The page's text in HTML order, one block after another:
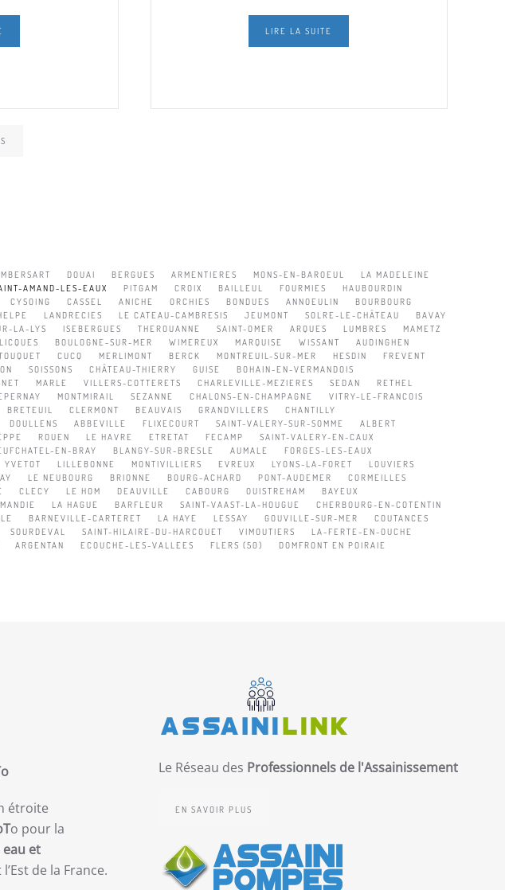
LIRE LA SUITE
DOUAI BERGUES ARMENTIERES MONS-EN-BAROEUL
LA MADELEINE
AMAND-LES-EAUX PITGAM CROIX BAILLEUL FOURMIES
HAUBOURDIN
CYSOING CASSEL ANICHE ORCHIES BONDUES ANNOEULIN
BOURBOURG
LANDRECIES LE CATEAU-CAMBRESIS JEUMONT SOLRE-LE-CHÂTEAU
BAVAY
LA-LYS ISEBERGUES THEROUANNE SAINT-OMER ARQUES LUMBRES
MAMETZ
LICQUES BOULOGNE-SUR-MER WIMEREUX MARQUISE WISSANT
AUDINGHEN
CUCQ MERLIMONT BERCK MONTREUIL-SUR-MER HESDIN
FREVENT
SOISSONS CHÂTEAU-THIERRY GUISE
BOHAIN-EN-VERMANDOIS
MARLE VILLERS-COTTERETS CHARLEVILLE-MEZIERES SEDAN
RETHEL
MONTMIRAIL SEZANNE CHALONS-EN-CHAMPAGNE
VITRY-LE-FRANCOIS
BRETEUIL CLERMONT BEAUVAIS GRANDVILLERS
CHANTILLY
DOULLENS ABBEVILLE FLIXECOURT SAINT-VALERY-SUR-SOMME
ALBERT
ROUEN LE HAVRE ETRETAT FECAMP
SAINT-VALERY-EN-CAUX
EN-BRAY BLANGY-SUR-BRESLE AUMALE
FORGES-LES-EAUX
YVETOT LILLEBONNE MONTIVILLIERS EVREUX LYONS-LA-FORET
LOUVIERS
LE NEUBOURG BRIONNE BOURG-ACHARD PONT-AUDEMER
CORMEILLES
CLECY LE HOM DEAUVILLE CABOURG OUISTREHAM
BAYEUX
LA HAGUE BARFLEUR SAINT-VAAST-LA-HOUGUE
CHERBOURG-EN-COTENTIN
BARNEVILLE-CARTERET LA HAYE LESSAY GOUVILLE-SUR-MER
COUTANCES
SOURDEVAL SAINT-HILAIRE-DU-HARCOUET VIMOUTIERS
LA-FERTE-EN-OUCHE
ARGENTAN ECOUCHE-LES-VALLEES FLERS (50)
DOMFRONT EN POIRAIE
étroite
o pour la
et
de la France.
Le Réseau des Professionnels de l'Assainissement
EN SAVOIR PLUS